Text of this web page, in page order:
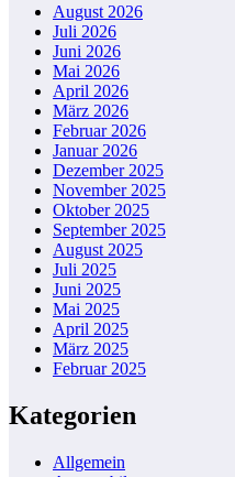
August 2026
Juli 2026
Juni 2026
Mai 2026
April 2026
März 2026
Februar 2026
Januar 2026
Dezember 2025
November 2025
Oktober 2025
September 2025
August 2025
Juli 2025
Juni 2025
Mai 2025
April 2025
März 2025
Februar 2025
Kategorien
Allgemein